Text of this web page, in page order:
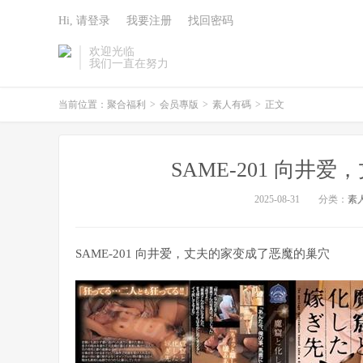
欢迎光临
我们一直在努力
Hi, 请登录 我要注册 找回密码
当前位置： 聚合福利 > 会员專版 > 素人有碼 > 正文
SAME-201 向井爱
2025-08-31 分类： 素
SAME-201 向井爱，丈夫的家变成了恶魔的巢穴